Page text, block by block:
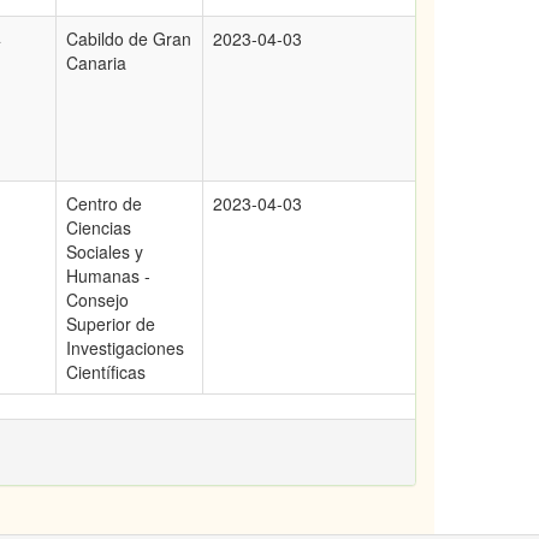
Cabildo de Gran
Canaria
2023-04-03
Centro de
Ciencias
Sociales y
Humanas -
Consejo
Superior de
Investigaciones
Científicas
2023-04-03